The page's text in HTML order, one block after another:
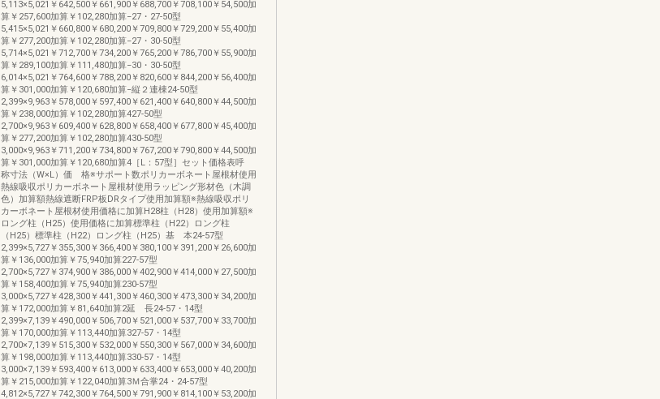
5,113×5,021￥642,500￥661,900￥688,700￥708,100￥54,500加
算￥257,600加算￥102,280加算−27・27-50型
5,415×5,021￥660,800￥680,200￥709,800￥729,200￥55,400加
算￥277,200加算￥102,280加算−27・30-50型
5,714×5,021￥712,700￥734,200￥765,200￥786,700￥55,900加
算￥289,100加算￥111,480加算−30・30-50型
6,014×5,021￥764,600￥788,200￥820,600￥844,200￥56,400加
算￥301,000加算￥120,680加算−縦２連棟24-50型
2,399×9,963￥578,000￥597,400￥621,400￥640,800￥44,500加
算￥238,000加算￥102,280加算427-50型
2,700×9,963￥609,400￥628,800￥658,400￥677,800￥45,400加
算￥277,200加算￥102,280加算430-50型
3,000×9,963￥711,200￥734,800￥767,200￥790,800￥44,500加
算￥301,000加算￥120,680加算4［L：57型］セット価格表呼
称寸法（W×L）価 格※サポート数ポリカーボネート屋根材使用
熱線吸収ポリカーボネート屋根材使用ラッピング形材色（木調
色）加算額熱線遮断FRP板DRタイプ使用加算額※熱線吸収ポリ
カーボネート屋根材使用価格に加算H28柱（H28）使用加算額※
ロング柱（H25）使用価格に加算標準柱（H22）ロング柱
（H25）標準柱（H22）ロング柱（H25）基 本24-57型
2,399×5,727￥355,300￥366,400￥380,100￥391,200￥26,600加
算￥136,000加算￥75,940加算227-57型
2,700×5,727￥374,900￥386,000￥402,900￥414,000￥27,500加
算￥158,400加算￥75,940加算230-57型
3,000×5,727￥428,300￥441,300￥460,300￥473,300￥34,200加
算￥172,000加算￥81,640加算2延 長24-57・14型
2,399×7,139￥490,000￥506,700￥521,000￥537,700￥33,700加
算￥170,000加算￥113,440加算327-57・14型
2,700×7,139￥515,300￥532,000￥550,300￥567,000￥34,600加
算￥198,000加算￥113,440加算330-57・14型
3,000×7,139￥593,400￥613,000￥633,400￥653,000￥40,200加
算￥215,000加算￥122,040加算3Ｍ合掌24・24-57型
4,812×5,727￥742,300￥764,500￥791,900￥814,100￥53,200加